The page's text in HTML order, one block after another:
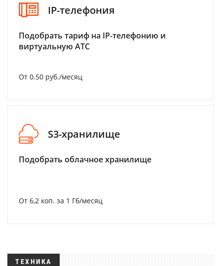
IP-телефония
Подобрать тариф на IP-телефонию и
виртуальную АТС
От 0.50 руб./месяц
S3-хранилище
Подобрать облачное хранилище
От 6,2 коп. за 1 Гб/месяц
ТЕХНИКА